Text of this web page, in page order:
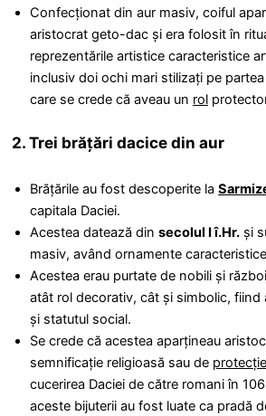
Confecționat din aur masiv, coiful
aristocrat geto-dac și era folosit în
reprezentările artistice caracteristice
inclusiv doi ochi mari stilizați pe
care se crede că aveau un rol
2. Trei brățări dacice din aur
Brățările au fost descoperite la
capitala Daciei.
Acestea datează din secolul I î.Hr. și
masiv, având ornamente
Acestea erau purtate de nobili și
atât rol decorativ, cât și simbolic, fiind
și statutul social.
Se crede că acestea aparțineau
semnificație religioasă sau de protecție
cucerirea Daciei de către romani în
aceste bijuterii au fost luate ca pradă